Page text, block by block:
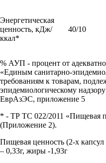
Энергетическая
ценность, кДж/
ккал*
40/10
% АУП - процент от
«Единым санитарно-
требованиям к товарам,
эпидемиологическому
ЕврАзЭС, приложение 5
* - ТР ТС 022/2011 «Пищевая
(Приложение 2).
Пищевая ценность (2-х капсул
– 0,33г, жиры -1,93г